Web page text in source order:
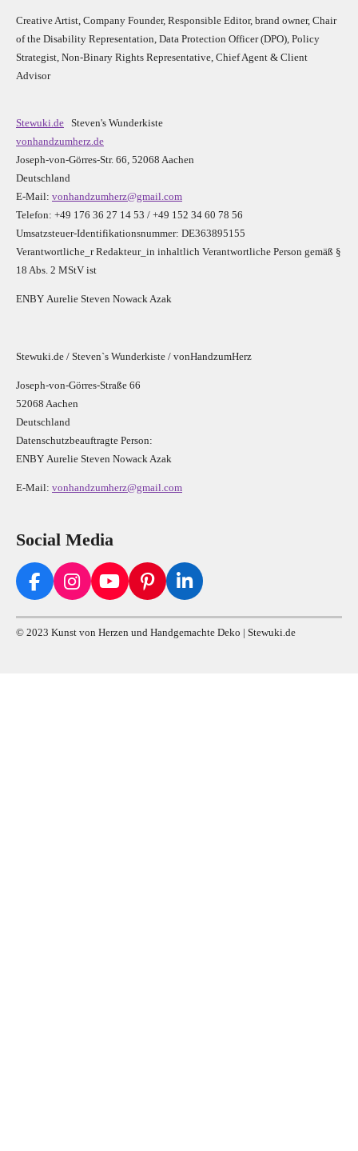
Creative Artist, Company Founder, Responsible Editor, brand owner, Chair
of the Disability Representation, Data Protection Officer (DPO), Policy
Strategist, Non-Binary Rights Representative, Chief Agent & Client
Advisor
Stewuki.de Steven's Wunderkiste
vonhandzumherz.de
Joseph-von-Görres-Str. 66, 52068 Aachen
Deutschland
E-Mail: vonhandzumherz@gmail.com
Telefon: +49 176 36 27 14 53 / +49 152 34 60 78 56
Umsatzsteuer-Identifikationsnummer: DE363895155
Verantwortliche_r Redakteur_in inhaltlich Verantwortliche Person gemäß §
18 Abs. 2 MStV ist
ENBY Aurelie Steven Nowack Azak
Stewuki.de / Steven`s Wunderkiste / vonHandzumHerz
Joseph-von-Görres-Straße 66
52068 Aachen
Deutschland
Datenschutzbeauftragte Person:
ENBY Aurelie Steven Nowack Azak
E-Mail: vonhandzumherz@gmail.com
Social Media
F
c
e
I
s
t
Y
u
T
P
n
t
L
n
k
© 2023 Kunst von Herzen und Handgemachte Deko | Stewuki.de